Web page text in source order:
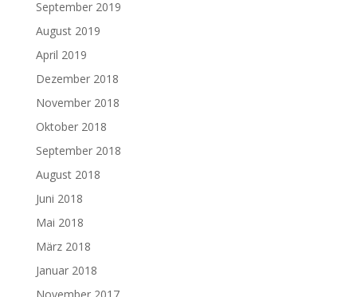
September 2019
August 2019
April 2019
Dezember 2018
November 2018
Oktober 2018
September 2018
August 2018
Juni 2018
Mai 2018
März 2018
Januar 2018